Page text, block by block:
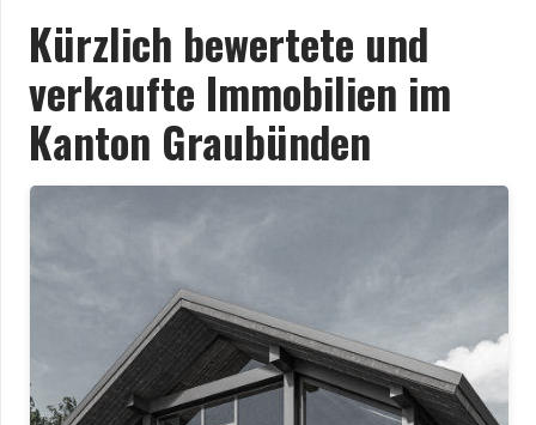
Kürzlich bewertete und
verkaufte Immobilien im
Kanton Graubünden